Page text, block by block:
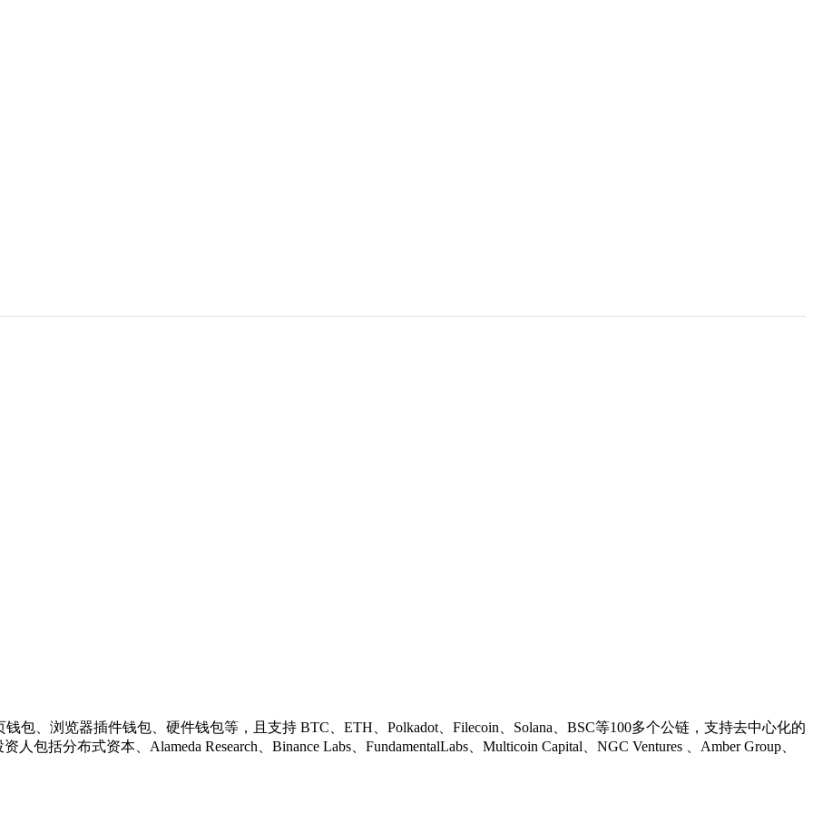
包、浏览器插件钱包、硬件钱包等，且支持 BTC、ETH、Polkadot、Filecoin、Solana、BSC等100多个公链，支持去中心化的
包括分布式资本、Alameda Research、Binance Labs、FundamentalLabs、Multicoin Capital、NGC Ventures 、Amber Group、